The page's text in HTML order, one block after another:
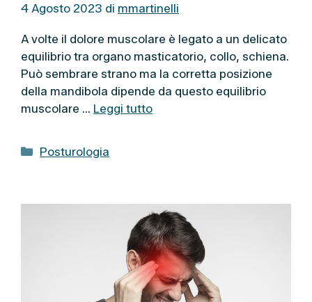
4 Agosto 2023 di mmartinelli
A volte il dolore muscolare è legato a un delicato
equilibrio tra organo masticatorio, collo, schiena.
Può sembrare strano ma la corretta posizione
della mandibola dipende da questo equilibrio
muscolare … Leggi tutto
C
e
Posturologia